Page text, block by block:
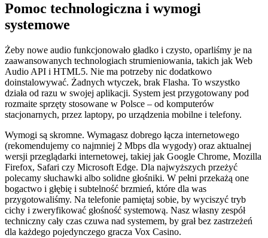
Pomoc technologiczna i wymogi
systemowe
Żeby nowe audio funkcjonowało gładko i czysto, oparliśmy je na
zaawansowanych technologiach strumieniowania, takich jak Web
Audio API i HTML5. Nie ma potrzeby nic dodatkowo
doinstalowywać. Żadnych wtyczek, brak Flasha. To wszystko
działa od razu w swojej aplikacji. System jest przygotowany pod
rozmaite sprzęty stosowane w Polsce – od komputerów
stacjonarnych, przez laptopy, po urządzenia mobilne i telefony.
Wymogi są skromne. Wymagasz dobrego łącza internetowego
(rekomendujemy co najmniej 2 Mbps dla wygody) oraz aktualnej
wersji przeglądarki internetowej, takiej jak Google Chrome, Mozilla
Firefox, Safari czy Microsoft Edge. Dla najwyższych przeżyć
polecamy słuchawki albo solidne głośniki. W pełni przekażą one
bogactwo i głębię i subtelność brzmień, które dla was
przygotowaliśmy. Na telefonie pamiętaj sobie, by wyciszyć tryb
cichy i zweryfikować głośność systemową. Nasz własny zespół
techniczny cały czas czuwa nad systemem, by grał bez zastrzeżeń
dla każdego pojedynczego gracza Vox Casino.